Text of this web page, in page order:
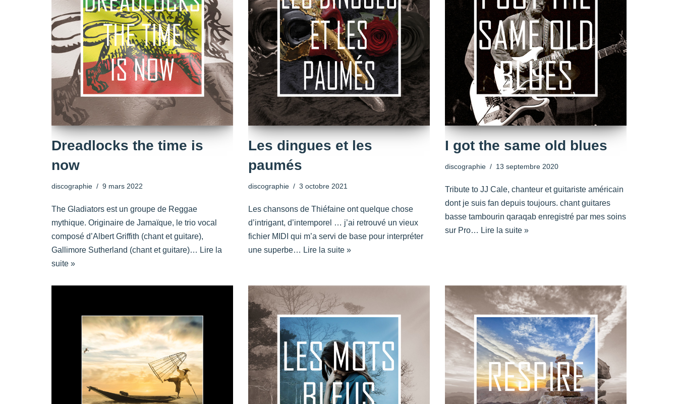
Dreadlocks the time is
now
discographie 9 mars 2022
The Gladiators est un groupe de Reggae
mythique. Originaire de Jamaïque, le trio vocal
composé d’Albert Griffith (chant et guitare),
Gallimore Sutherland (chant et guitare)… Lire la
suite »
Les dingues et les
paumés
discographie 3 octobre 2021
Les chansons de Thiéfaine ont quelque chose
d’intrigant, d’intemporel … j’ai retrouvé un vieux
fichier MIDI qui m’a servi de base pour interpréter
une superbe… Lire la suite »
I got the same old blues
discographie 13 septembre 2020
Tribute to JJ Cale, chanteur et guitariste américain
dont je suis fan depuis toujours. chant guitares
basse tambourin qaraqab enregistré par mes soins
sur Pro… Lire la suite »